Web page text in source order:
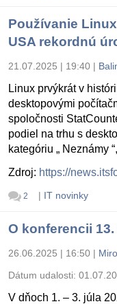
Používanie
USA rekordnú
21.07.2025 | 19:40 |
Linux prvýkrát v
desktopovými
spoločnosti
podiel na trhu s
kategóriu „ Neznámy
Zdroj: https://
2 | IT novinky
O konferencii
26.06.2025 | 16:50 |
Dátum udalosti:
V dňoch 1. – 3. júla